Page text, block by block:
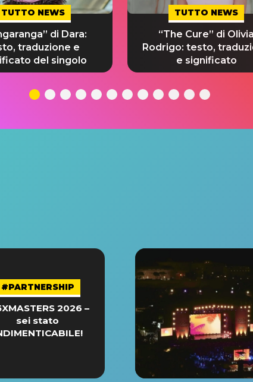
TUTTO NEWS
di Dara:
traduzione e
del singolo
TUTTO NEWS
“The Cure” di Olivia
Rodrigo: testo,
e significato
#PARTNERSHIP
2026 –
sei stato